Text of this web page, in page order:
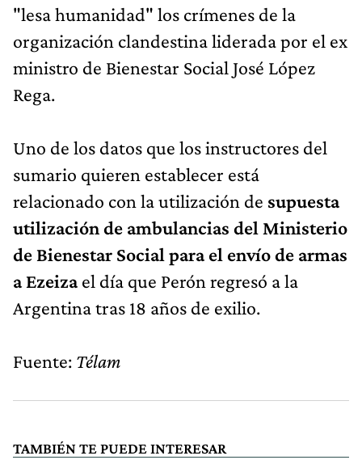
"lesa humanidad" los crímenes de la
organización clandestina liderada por el ex
ministro de Bienestar Social José López
Rega.
Uno de los datos que los instructores del
sumario quieren establecer está
relacionado con la utilización de supuesta
utilización de ambulancias del Ministerio
de Bienestar Social para el envío de armas
a Ezeizael día que Perón regresó a la
Argentina tras 18 años de exilio.
Fuente: Télam
TAMBIÉN TE PUEDE INTERESAR